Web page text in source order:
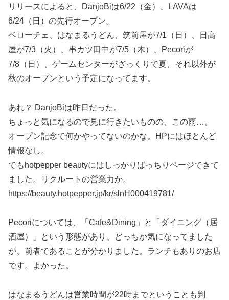
リリースによると、DanjoBiは6/22（金）、LAVAは
6/24（日）の先行オープン。
ベローチェ、はなまるうどん、筑前屋が7/1（日）、日高
屋が7/3（火）、串カツ田中が7/5（木）、Pecoriが
7/8（日）、ゲームセンターがざっくりで夏、それ以外が
秋のオープンという予定になってます。
あれ？ DanjoBiは昨日だった。
ちょっと気になるので見に行きたいものの、この雨…。
オープン記念で何かやってないのかな。HPにはほとんど
情報なし。
でもhotpepper beautyにはしっかりばっちりページできて
ました。リクルートの営業力か。
https://beauty.hotpepper.jp/kr/slnH000419781/
Pecoriについては、「Cafe&Dining」と「ダイニング（居
酒屋）」という形態があり、どっちか気になってました
が、前者であることが分かりました。ランチもありのお店
です。よかった。
はなまるうどんは営業時間が22時までということも判